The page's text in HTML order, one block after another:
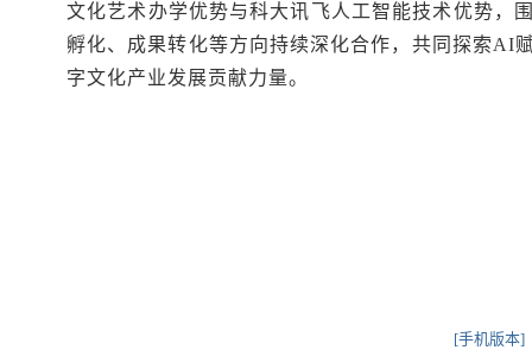
文化艺术办学优势与科大讯飞人工智能技术优势，
孵化、成果转化等方向持续深化合作，共同探索AI
字文化产业发展贡献力量。
[手机版本]